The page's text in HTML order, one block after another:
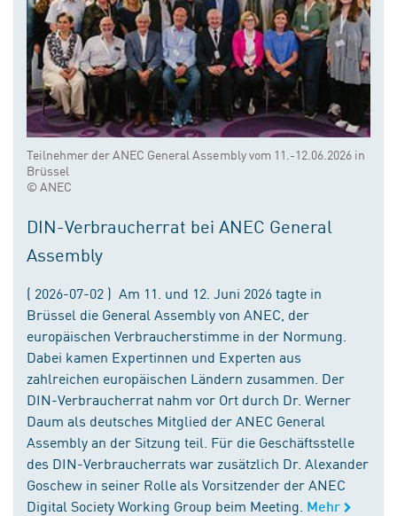
Teilnehmer der ANEC General Assembly vom 11.-12.06.2026 in
Brüssel
© ANEC
DIN-Verbraucherrat bei ANEC General
Assembly
( 2026-07-02 ) Am 11. und 12. Juni 2026 tagte in
Brüssel die General Assembly von ANEC, der
europäischen Verbraucherstimme in der Normung.
Dabei kamen Expertinnen und Experten aus
zahlreichen europäischen Ländern zusammen. Der
DIN-Verbraucherrat nahm vor Ort durch Dr. Werner
Daum als deutsches Mitglied der ANEC General
Assembly an der Sitzung teil. Für die Geschäftsstelle
des DIN-Verbraucherrats war zusätzlich Dr. Alexander
Goschew in seiner Rolle als Vorsitzender der ANEC
Digital Society Working Group beim Meeting. Mehr